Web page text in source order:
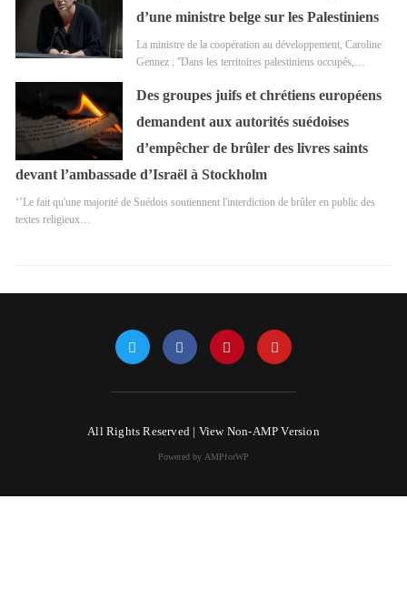
d’une ministre belge sur les Palestiniens
La ministre de la coopération au développement, Caroline
Gennez : ''Dans les territoires palestiniens occupés,…
Des groupes juifs et chrétiens européens
demandent aux autorités suédoises
d’empêcher de brûler des livres saints
devant l’ambassade d’Israël à Stockholm
‘’Le fait qu'une majorité de Suédois soutiennent l'interdiction de brûler en public des
textes religieux…
All Rights Reserved | View Non-AMP Version
Powered by AMPforWP